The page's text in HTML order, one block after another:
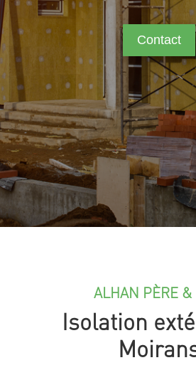
Contact
ALHAN PÈRE &
Isolation